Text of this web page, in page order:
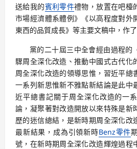
送給我的賓利零件禮物，放置在吧檯
市場經濟體系體例》《以高程度對外
東西的品質成長》等主要文稿中，作
黨的二十屆三中全會經由過程的
驟周全深化改造、推動中國式古代化
周全深化改造的領導思惟，習近平總
一系列新思惟新不雅點新結論是此中
近平總書記關于周全深化改造的一
論，凝聚著對改造開放以來特殊是新
歷的迷信總結，是新時期周全深化改
最新結果，成為引領新時Benz零件
號，在新時期周全深化改造輝煌過程